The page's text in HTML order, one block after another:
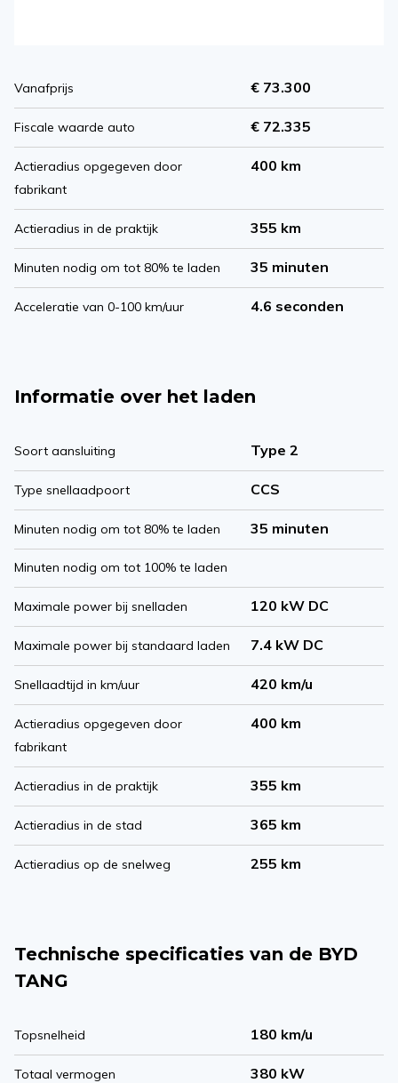
Vanafprijs € 73.300
Fiscale waarde auto € 72.335
Actieradius opgegeven door
fabrikant
400 km
Actieradius in de praktijk 355 km
Minuten nodig om tot 80% te laden 35 minuten
Acceleratie van 0-100 km/uur 4.6 seconden
Informatie over het laden
Soort aansluiting Type 2
Type snellaadpoort CCS
Minuten nodig om tot 80% te laden 35 minuten
Minuten nodig om tot 100% te laden
Maximale power bij snelladen 120 kW DC
Maximale power bij standaard laden 7.4 kW DC
Snellaadtijd in km/uur 420 km/u
Actieradius opgegeven door
fabrikant
400 km
Actieradius in de praktijk 355 km
Actieradius in de stad 365 km
Actieradius op de snelweg 255 km
Technische specificaties van de BYD
TANG
Topsnelheid 180 km/u
Totaal vermogen 380 kW